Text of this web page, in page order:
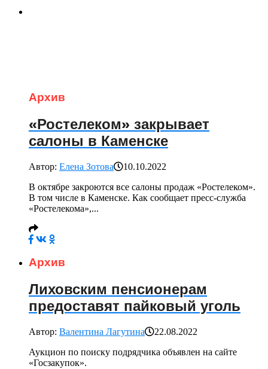
Архив
«Ростелеком» закрывает
салоны в Каменске
Автор: Елена Зотова
10.10.2022
В октябре закроются все салоны продаж «Ростелеком».
В том числе в Каменске. Как сообщает пресс-служба
«Ростелекома»,...
Архив
Лиховским пенсионерам
предоставят пайковый уголь
Автор: Валентина Лагутина
22.08.2022
Аукцион по поиску подрядчика объявлен на сайте
«Госзакупок».